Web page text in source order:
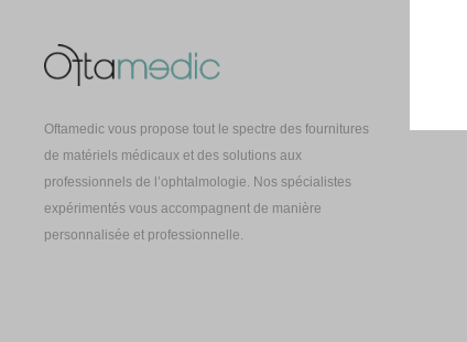
Oftamedic vous propose tout le spectre des fournitures
de matériels médicaux et des solutions aux
professionnels de l’ophtalmologie. Nos spécialistes
expérimentés vous accompagnent de manière
personnalisée et professionnelle.